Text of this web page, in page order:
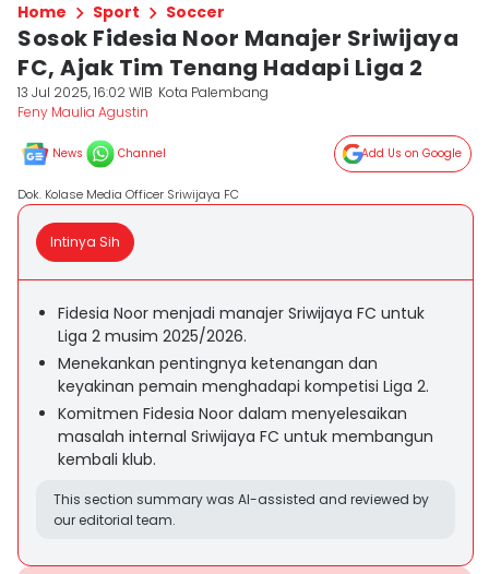
Home Sport Soccer
Sosok Fidesia Noor Manajer Sriwijaya
FC, Ajak Tim Tenang Hadapi Liga 2
13 Jul 2025, 16:02 WIB Kota Palembang
Feny Maulia Agustin
News Channel Add Us on Google
Dok. Kolase Media Officer Sriwijaya FC
Intinya Sih
Fidesia Noor menjadi manajer Sriwijaya FC untuk
Liga 2 musim 2025/2026.
Menekankan pentingnya ketenangan dan
keyakinan pemain menghadapi kompetisi Liga 2.
Komitmen Fidesia Noor dalam menyelesaikan
masalah internal Sriwijaya FC untuk membangun
kembali klub.
This section summary was AI-assisted and reviewed by
our editorial team.